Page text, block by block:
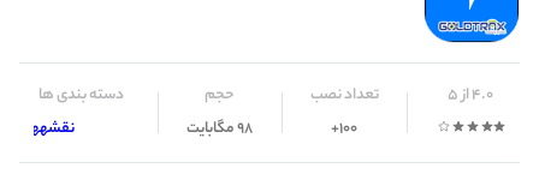
4.0 از 5 تعداد نصب
100+
حجم
98 مگابایت
دسته بندی ها
نقشه‎های حمل و نقل عمومی